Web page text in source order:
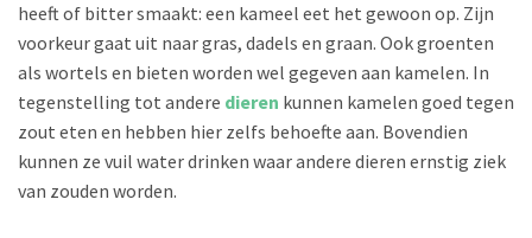
heeft of bitter smaakt: een kameel eet het gewoon op. Zijn
voorkeur gaat uit naar gras, dadels en graan. Ook groenten
als wortels en bieten worden wel gegeven aan kamelen. In
tegenstelling tot andere dieren kunnen kamelen goed tegen
zout eten en hebben hier zelfs behoefte aan. Bovendien
kunnen ze vuil water drinken waar andere dieren ernstig ziek
van zouden worden.